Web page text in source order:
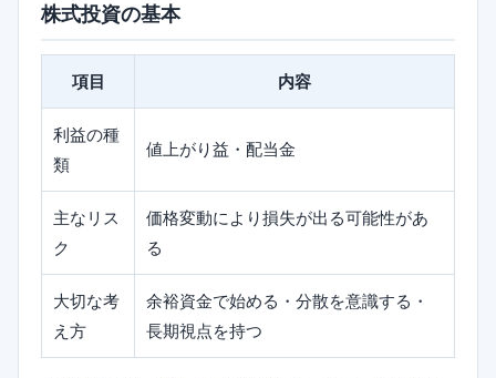
株式投資の基本
項目 内容
利益の種
類
値上がり益・配当金
主なリス
ク
価格変動により損失が出る可能性があ
る
大切な考
え方
余裕資金で始める・分散を意識する・
長期視点を持つ